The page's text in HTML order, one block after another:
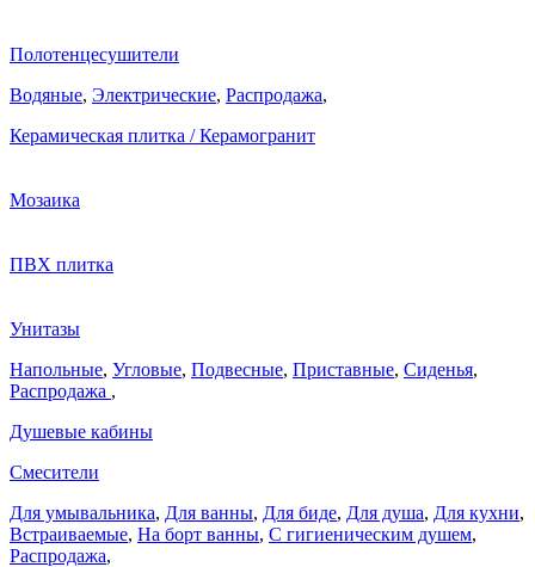
Полотенцесушители
Водяные, Электрические, Распродажа,
Керамическая плитка / Керамогранит
Мозаика
ПВХ плитка
Унитазы
Напольные, Угловые, Подвесные, Приставные, Сиденья,
Распродажа ,
Душевые кабины
Смесители
Для умывальника, Для ванны, Для биде, Для душа, Для кухни,
Встраиваемые, На борт ванны, C гигиеническим душем,
Распродажа,